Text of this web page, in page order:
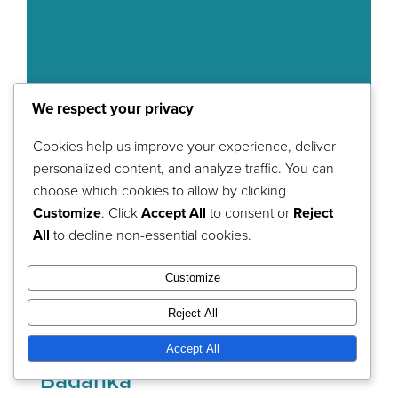
BabyRevolve – Leksaken som
gör vardagen lättare &
roligare!
329,00kr
Lägg till i varukorg Detaljer
Badanka
We respect your privacy
Cookies help us improve your experience, deliver
personalized content, and analyze traffic. You can
choose which cookies to allow by clicking
Customize. ClickAccept All to consent or Reject
All to decline non-essential cookies.
Customize
Reject All
Accept All